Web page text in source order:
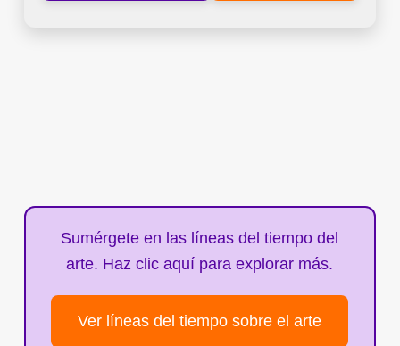
Sumérgete en las líneas del tiempo del
arte. Haz clic aquí para explorar más.
Ver líneas del tiempo sobre el arte